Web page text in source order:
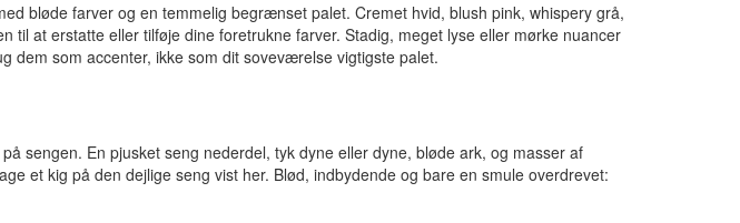
bløde farver og en temmelig begrænset palet. Cremet hvid, blush pink, whispery grå,
at erstatte eller tilføje dine foretrukne farver. Stadig, meget lyse eller mørke nuancer
dem som accenter, ikke som dit soveværelse vigtigste palet.
sengen. En pjusket seng nederdel, tyk dyne eller dyne, bløde ark, og masser af
et kig på den dejlige seng vist her. Blød, indbydende og bare en smule overdrevet: